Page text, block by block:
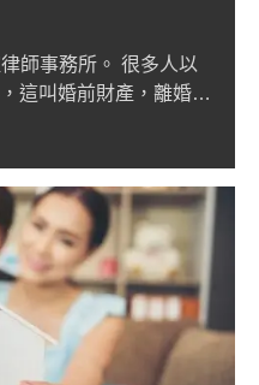
師事務所。 很多人以
這叫婚前財產，離婚時